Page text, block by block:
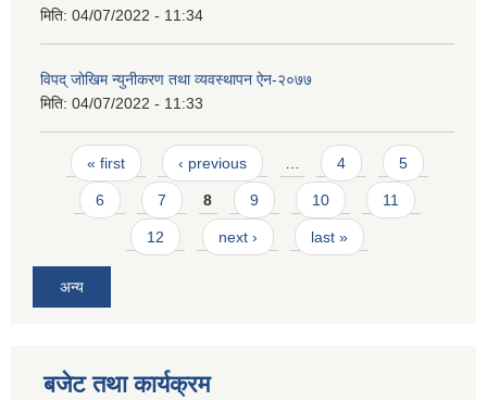
मिति: 04/07/2022 - 11:34
विपद् जोखिम न्युनीकरण तथा व्यवस्थापन ऐन-२०७७
मिति: 04/07/2022 - 11:33
Pages
« first ‹ previous 4 5
6 7 8 9 10 11
12 next › last »
अन्य
बजेट तथा कार्यक्रम